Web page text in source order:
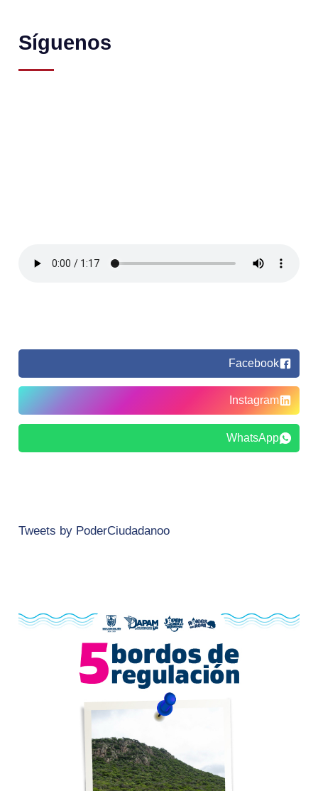
Síguenos
Facebook
Instagram
WhatsApp
Tweets by PoderCiudadanoo